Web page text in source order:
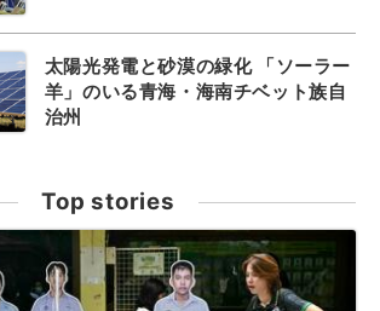
太陽光発電と砂漠の緑化 「ソーラー
羊」のいる青海・海南チベット族自
治州
Top stories